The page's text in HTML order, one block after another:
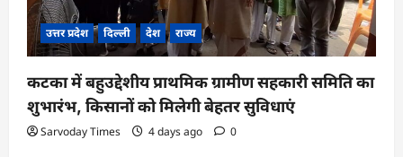
उत्तर प्रदेश दिल्ली देश राज्य
कटका में बहुउद्देशीय प्राथमिक ग्रामीण सहकारी समिति का
शुभारंभ, किसानों को मिलेगी बेहतर सुविधाएं
Sarvoday Times 4 days ago 0